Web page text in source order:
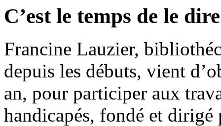
C’est le temps de le
Francine Lauzier,
depuis les débuts, vient
an, pour participer aux
handicapés, fondé et